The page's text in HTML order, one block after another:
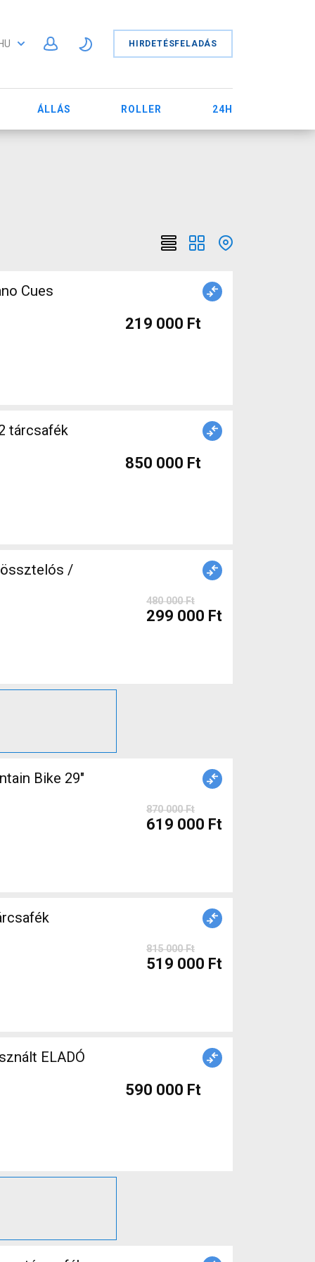
HIRDETÉSFELADÁS
ÁLLÁS ROLLER 24H
Cues
219 000 Ft
tárcsafék
850 000 Ft
össztelós /
480 000 Ft
299 000 Ft
Bike 29"
870 000 Ft
619 000 Ft
815 000 Ft
519 000 Ft
ELADÓ
590 000 Ft